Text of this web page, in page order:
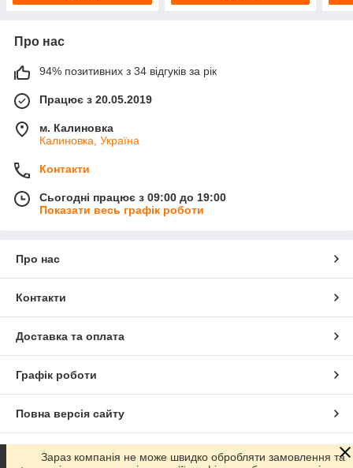
Про нас
94% позитивних з 34 відгуків за рік
Працює з 20.05.2019
м. Калиновка
Калиновка, Україна
Контакти
Сьогодні працює з 09:00 до 19:00
Показати весь графік роботи
Про нас
Контакти
Доставка та оплата
Графік роботи
Повна версія сайту
Сайт створено на маркетплейсіProm.ua
Зараз компанія не може швидко обробляти замовлення та